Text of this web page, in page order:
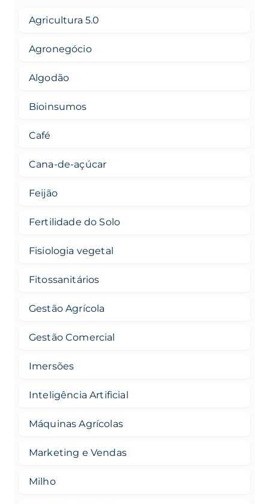
Agricultura 5.0
Agronegócio
Algodão
Bioinsumos
Café
Cana-de-açúcar
Feijão
Fertilidade do Solo
Fisiologia vegetal
Fitossanitários
Gestão Agrícola
Gestão Comercial
Imersões
Inteligência Artificial
Máquinas Agrícolas
Marketing e Vendas
Milho